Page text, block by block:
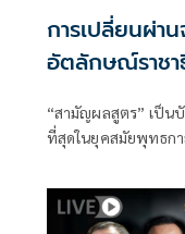
การเปลี่ยนผ่า
อัตลักษณ์ราชา
พระไตรปิฏก
ขีดจำกัดของอ
ทรัพย์สิน
“สามัญผลสูตร” เป็น
ที่สุดในยุคสมัยพุทธก